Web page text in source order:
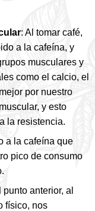
: Al tomar café,
a la cafeína, y
musculares y
como el calcio, el
por nuestro
y esto
la resistencia.
a la cafeína que
pico de consumo
punto anterior, al
físico, nos